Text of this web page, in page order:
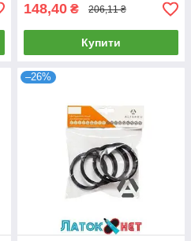
148,40 ₴ 206,11 ₴
Купити
–26%